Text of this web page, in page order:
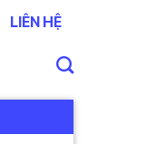
LIÊN HỆ